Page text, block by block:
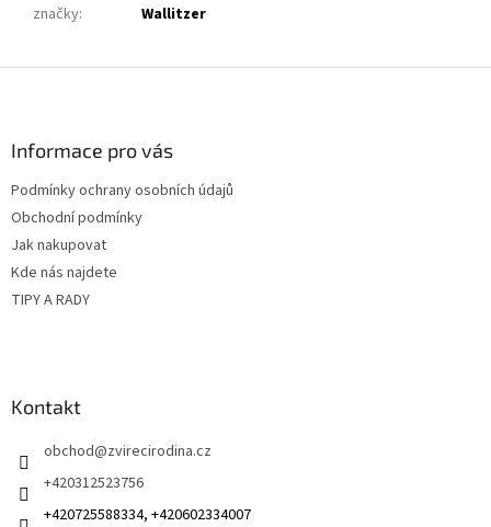
značky: Wallitzer
Informace pro vás
Podmínky ochrany osobních údajů
Obchodní podmínky
Jak nakupovat
Kde nás najdete
TIPY A RADY
Kontakt
obchod@zvirecirodina.cz
+420312523756
+420725588334, +420602334007